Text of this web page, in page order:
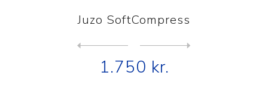
Juzo SoftCompress
1.750 kr.